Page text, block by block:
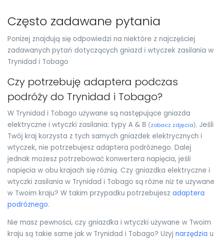
Często zadawane pytania
Poniżej znajdują się odpowiedzi na niektóre z najczęściej
zadawanych pytań dotyczących gniazd i wtyczek zasilania w
Trynidad i Tobago
Czy potrzebuję adaptera podczas
podróży do Trynidad i Tobago?
W Trynidad i Tobago używane są następujące gniazda
elektryczne i wtyczki zasilania: typy A & B (zobacz zdjęcia). Jeśli
Twój kraj korzysta z tych samych gniazdek elektrycznych i
wtyczek, nie potrzebujesz adaptera podróżnego. Dalej
jednak możesz potrzebować konwertera napięcia, jeśli
napięcia w obu krajach się różnią. Czy gniazdka elektryczne i
wtyczki zasilania w Trynidad i Tobago są różne niż te używane
w Twoim kraju? W takim przypadku potrzebujesz adaptera
podróżnego.
Nie masz pewności, czy gniazdka i wtyczki używane w Twoim
kraju są takie same jak w Trynidad i Tobago? Użyj narzędzia u